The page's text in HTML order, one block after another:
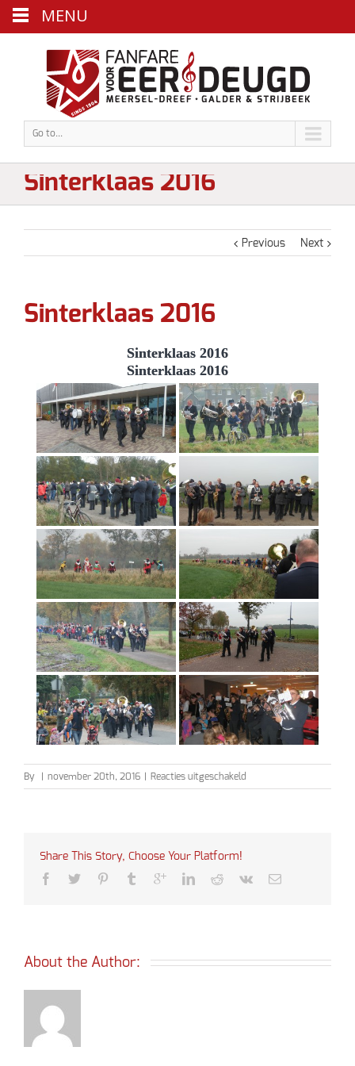
Go to...
Sinterklaas 2016
Previous Next
Sinterklaas 2016
Sinterklaas 2016
Sinterklaas 2016
By november 20th, 2016 Reacties uitgeschakeld
Sinterklaas
Share This Story, Choose Your Platform!
About the Author:
MENU